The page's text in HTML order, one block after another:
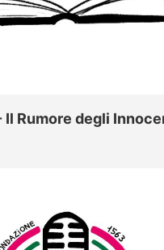
Il Rumore degli